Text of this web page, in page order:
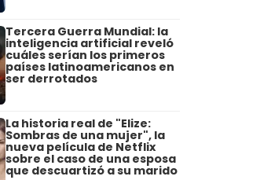
Tercera Guerra Mundial: la
inteligencia artificial reveló
cuáles serían los primeros
países latinoamericanos en
ser derrotados
La historia real de "Elize:
Sombras de una mujer", la
nueva película de Netflix
sobre el caso de una esposa
que descuartizó a su marido